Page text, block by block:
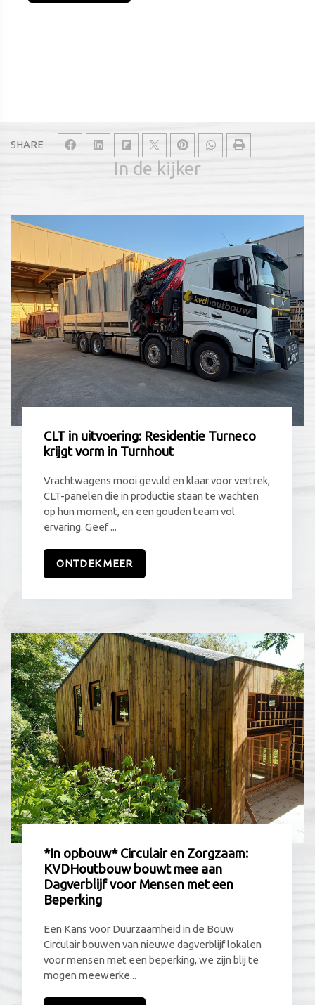
SHARE
In de kijker
CLT in uitvoering: Residentie Turneco
krijgt vorm in Turnhout
Vrachtwagens mooi gevuld en klaar voor vertrek,
CLT-panelen die in productie staan te wachten
op hun moment, en een gouden team vol
ervaring. Geef ...
ONTDEK MEER
*In opbouw* Circulair en Zorgzaam:
KVDHoutbouw bouwt mee aan
Dagverblijf voor Mensen met een
Beperking
Een Kans voor Duurzaamheid in de Bouw
Circulair bouwen van nieuwe dagverblijf lokalen
voor mensen met een beperking, we zijn blij te
mogen meewerke...